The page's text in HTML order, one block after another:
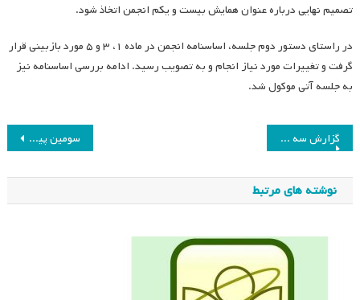
تصمیم نهایی درباره عنوان همایش بیست و یکم انجمن اتخاذ شود.
در راستای دستور دوم جلسه، اساسنامه انجمن در ماده ۱، ۳ و ۵ مورد بازبینی قرار
گرفت و تغییرات مورد نیاز انجام و به تصویب رسید. ادامه بررسی اساسنامه نیز
به جلسه آتی موکول شد.
راهبری
نوشته
سومین پیش‌نشست همایش ملی «برنامه درسی و عدالت» برگزار می‌شود گزارش سه ماهه دهم هیئت مدیره انجمن مطالعات برنامه درسی ایران
نوشته های مرتبط